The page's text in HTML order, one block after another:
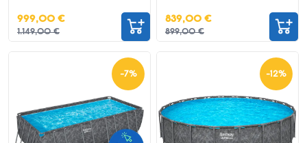
999,00 €
1.149,00 €
839,00 €
899,00 €
-7% -12%